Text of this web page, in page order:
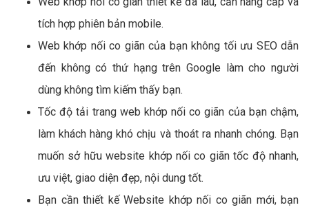
tích hợp phiên bản mobile.
Web khớp nối co giãn của bạn không tối ưu SEO dẫn
đến không có thứ hạng trên Google làm cho người
dùng không tìm kiếm thấy bạn.
Tốc độ tải trang web khớp nối co giãn của bạn chậm,
làm khách hàng khó chịu và thoát ra nhanh chóng. Bạn
muốn sở hữu website khớp nối co giãn tốc độ nhanh,
ưu việt, giao diện đẹp, nội dung tốt.
Bạn cần thiết kế Website khớp nối co giãn mới, bạn